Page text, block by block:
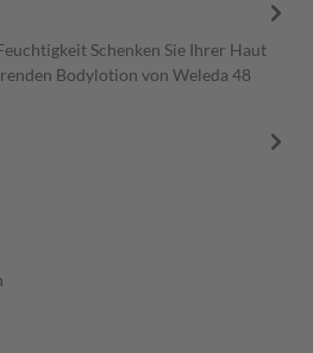
Schenken Sie Ihrer Haut
Bodylotion von Weleda 48